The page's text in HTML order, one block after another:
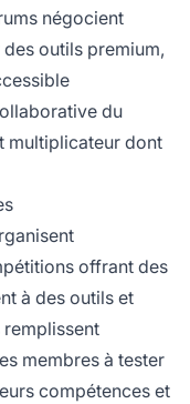
négocient
outils premium,
du
multiplicateur dont
offrant des
à des outils et
membres à tester
compétences et